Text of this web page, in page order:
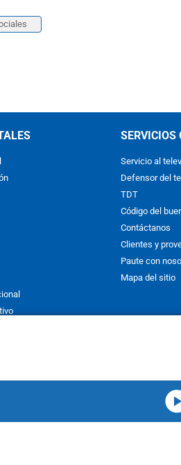
SERVICIOS
Servicio al
Defensor del
TDT
Código del
Contáctanos
Clientes y
Paute con
Mapa del sitio
Prohibida su reproducción total o
or in part, or translation without